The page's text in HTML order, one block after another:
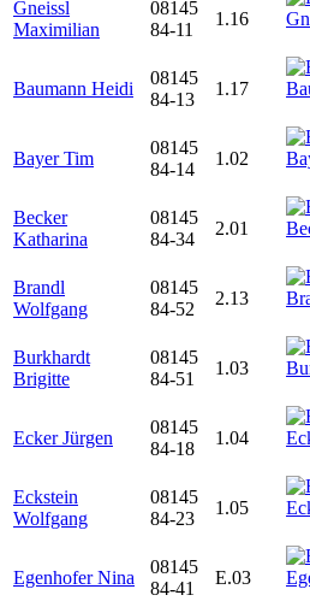
Gneissl
Maximilian
08145
84-11
1.16
Baumann Heidi
08145
84-13
1.17
Bayer Tim
08145
84-14
1.02
Becker
Katharina
08145
84-34
2.01
Brandl
Wolfgang
08145
84-52
2.13
Burkhardt
Brigitte
08145
84-51
1.03
Ecker Jürgen
08145
84-18
1.04
Eckstein
Wolfgang
08145
84-23
1.05
Egenhofer Nina
08145
84-41
E.03